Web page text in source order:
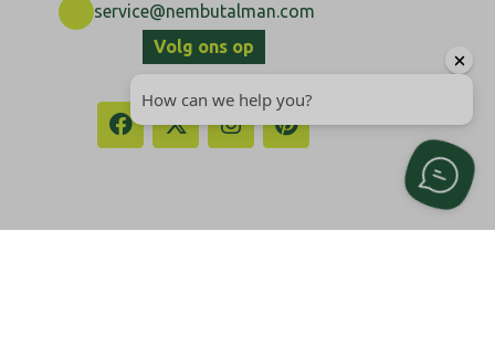
service@nembutalman.com
Volg ons op